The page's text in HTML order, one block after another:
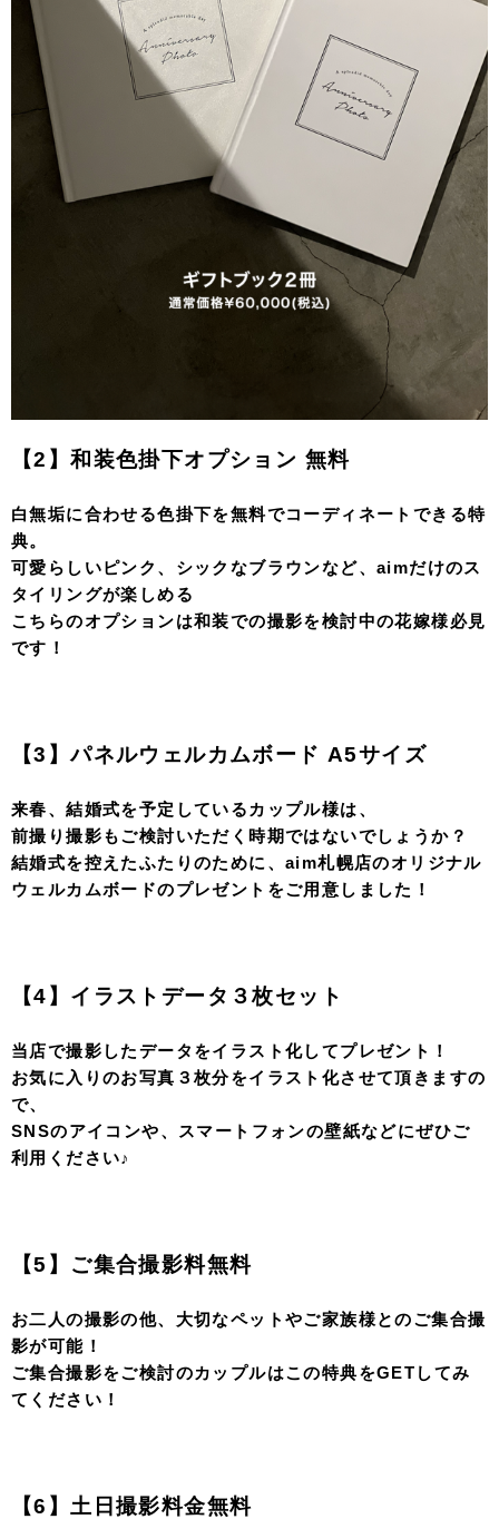
【2】和装色掛下オプション 無料
白無垢に合わせる色掛下を無料でコーディネートできる特
典。
可愛らしいピンク、シックなブラウンなど、aimだけのス
タイリングが楽しめる
こちらのオプションは和装での撮影を検討中の花嫁様必見
です！